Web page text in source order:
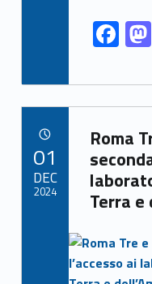
F
ac
e
b
o
o
k
Link identifier archive #link-archive-44881
Roma
Terra e
Link identifier archive #link-archive-thumb-soap-90482
01
DEC
2024